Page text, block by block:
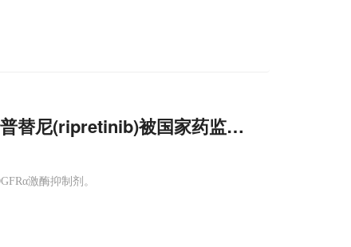
替尼(ripretinib)被国家药监局纳入优先审
激酶抑制剂。